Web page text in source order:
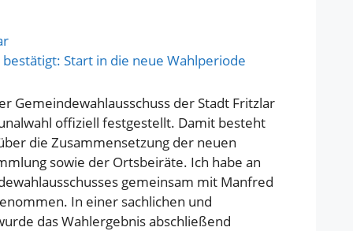
Start in die neue Wahlperiode
Gemeindewahlausschuss der Stadt Fritzlar
offiziell festgestellt. Damit besteht
die Zusammensetzung der neuen
sowie der Ortsbeiräte. Ich habe an
gemeinsam mit Manfred
In einer sachlichen und
das Wahlergebnis abschließend